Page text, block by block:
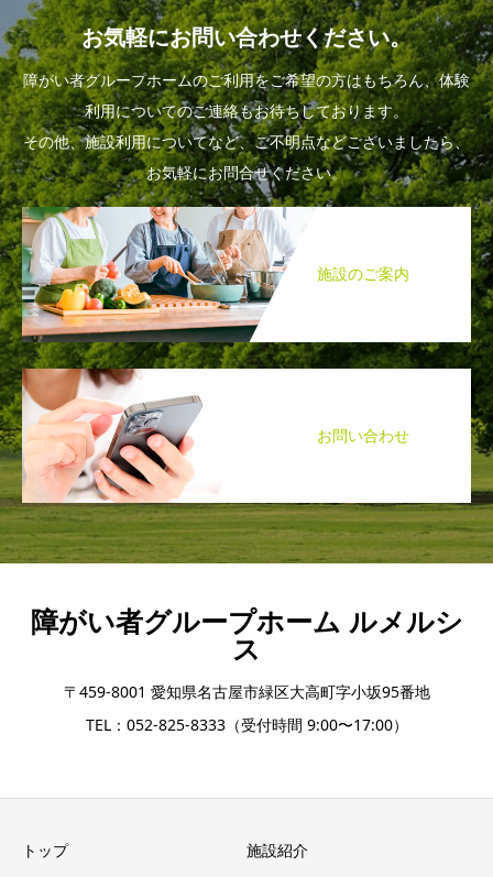
お気軽にお問い合わせください。
障がい者グループホームのご利用をご希望の方はもちろん、体験
利用についてのご連絡もお待ちしております。
その他、施設利用についてなど、ご不明点などございましたら、
お気軽にお問合せください。
施設のご案内
お問い合わせ
障がい者グループホーム ルメルシ
ス
〒459-8001 愛知県名古屋市緑区大高町字小坂95番地
TEL：052-825-8333（受付時間 9:00〜17:00）
トップ
施設紹介